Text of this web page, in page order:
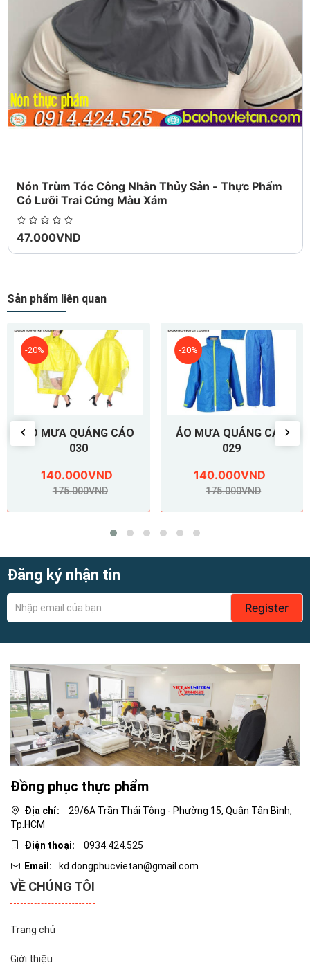
Đường may chắc chắn, thiết kế tinh tế, hiện đại, phù
hợp cho mọi người.
Kích thước lớn, nón và tay áo rộng rãi giúp che chắn
cẩn thận nhưng không gây vướng víu..
Nón Trùm Tóc Công Nhân Thủy Sản - Thực Phẩm
Có Lưỡi Trai Cứng Màu Xám
47.000VND
Sản phẩm liên quan
-20%
ÁO MƯA QUẢNG CÁO
030
140.000VND
175.000VND
-20%
ÁO MƯA QUẢNG CÁO
029
140.000VND
175.000VND
Đăng ký nhận tin
Register
Đồng phục thực phẩm
Địa chỉ:
29/6A Trần Thái Tông - Phường 15, Quận Tân Bình,
Tp.HCM
Điện thoại:
0934.424.525
Email:
kd.dongphucvietan@gmail.com
VỀ CHÚNG TÔI
Trang chủ
Giới thiệu